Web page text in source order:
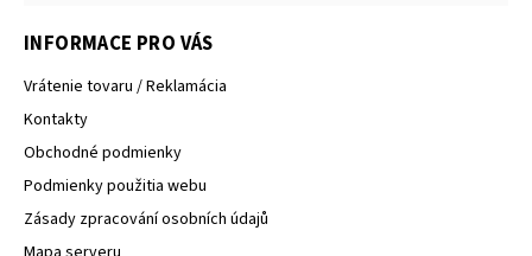
INFORMACE PRO VÁS
Vrátenie tovaru / Reklamácia
Kontakty
Obchodné podmienky
Podmienky použitia webu
Zásady zpracování osobních údajů